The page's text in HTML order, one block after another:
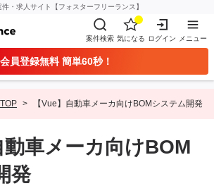
・求人サイト【フォスターフリーランス】
案件検索 気になる ログイン メニュー
会員登録無料 簡単60秒！
【Vue】自動車メーカ向けBOMシステム開発
動車メーカ向けBOM
発